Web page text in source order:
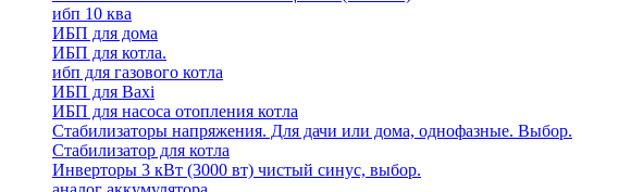
ибп 10 ква
ИБП для дома
ИБП для котла.
ибп для газового котла
ИБП для Baxi
ИБП для насоса отопления котла
Стабилизаторы напряжения. Для дачи или дома, однофазные. Выбор.
Стабилизатор для котла
Инверторы 3 кВт (3000 вт) чистый синус, выбор.